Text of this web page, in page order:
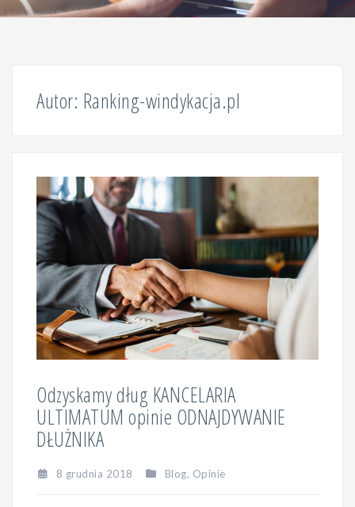
Autor: Ranking-windykacja.pl
Odzyskamy dług KANCELARIA
ULTIMATUM opinie ODNAJDYWANIE
DŁUŻNIKA
8 grudnia 2018 Blog, Opinie